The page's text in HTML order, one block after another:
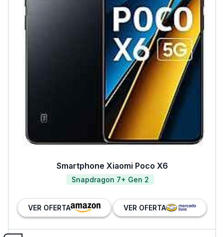
Smartphone Xiaomi Poco X6
Snapdragon 7+ Gen 2
VER OFERTA VER OFERTA